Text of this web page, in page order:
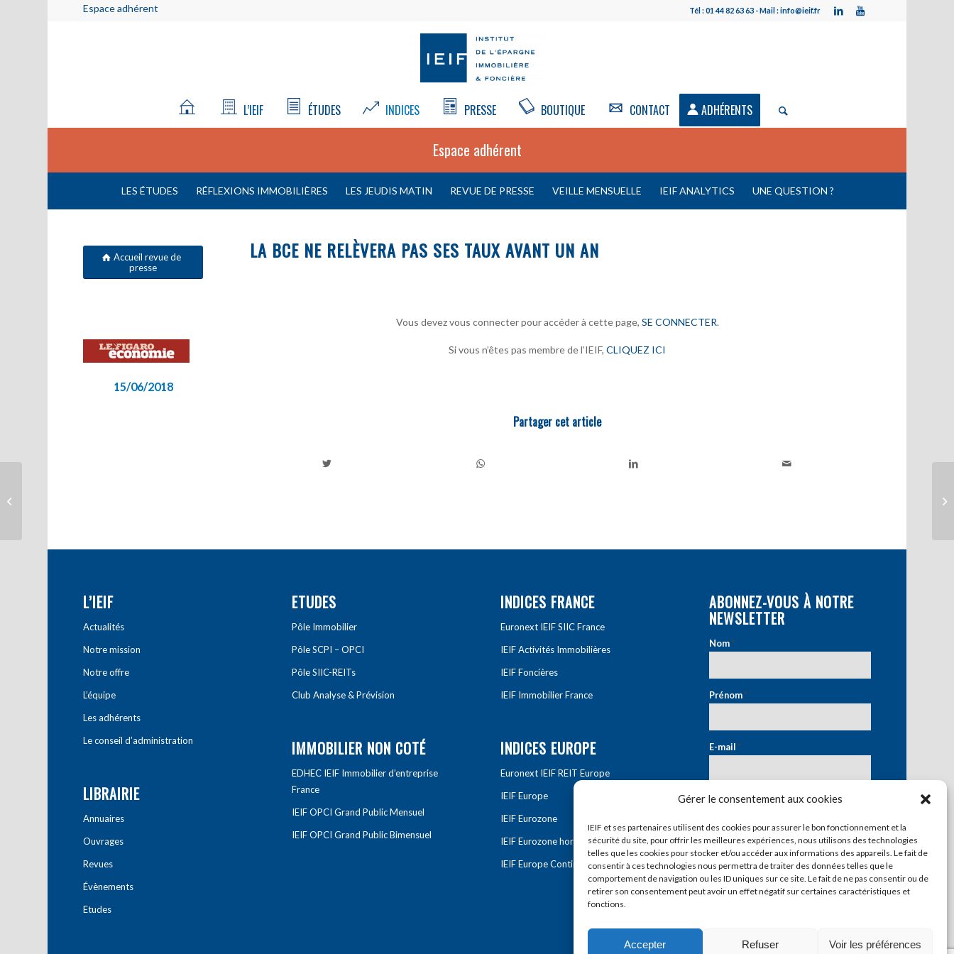
Gérer le consentement aux cookies
IEIF et ses partenaires utilisent des cookies pour assurer le bon fonctionnement et la
sécurité du site, pour offrir les meilleures expériences, nous utilisons des technologies
telles que les cookies pour stocker et/ou accéder aux informations des appareils. Le fait de
consentir à ces technologies nous permettra de traiter des données telles que le
comportement de navigation ou les ID uniques sur ce site. Le fait de ne pas consentir ou de
retirer son consentement peut avoir un effet négatif sur certaines caractéristiques et
fonctions.
Accepter Refuser Voir les préférences
Espace adhérent Tél : 01 44 82 63 63 - Mail : info@ieif.fr
L’IEIF ÉTUDES INDICES PRESSE BOUTIQUE CONTACT ADHÉRENTS
Espace adhérent
LES ÉTUDES RÉFLEXIONS IMMOBILIÈRES LES JEUDIS MATIN REVUE DE PRESSE VEILLE MENSUELLE IEIF ANALYTICS UNE QUESTION ?
Accueil revue de
presse
15/06/2018
LA BCE NE RELÈVERA PAS SES TAUX AVANT UN AN
Vous devez vous connecter pour accéder à cette page, SE CONNECTER.
Si vous n’êtes pas membre de l’IEIF,CLIQUEZ ICI
Partager cet article
L’IEIF
Actualités
Notre mission
Notre offre
L’équipe
Les adhérents
Le conseil d’administration
LIBRAIRIE
Annuaires
Ouvrages
Revues
Évènements
Etudes
ETUDES
Pôle Immobilier
Pôle SCPI – OPCI
Pôle SIIC-REITs
Club Analyse & Prévision
IMMOBILIER NON COTÉ
EDHEC IEIF Immobilier d’entreprise
France
IEIF OPCI Grand Public Mensuel
IEIF OPCI Grand Public Bimensuel
INDICES FRANCE
Euronext IEIF SIIC France
IEIF Activités Immobilières
IEIF Foncières
IEIF Immobilier France
INDICES EUROPE
Euronext IEIF REIT Europe
IEIF Europe
IEIF Eurozone
IEIF Eurozone hors France
IEIF Europe Continentale
ABONNEZ-VOUS À NOTRE
NEWSLETTER
Nom*
Prénom*
E-mail*